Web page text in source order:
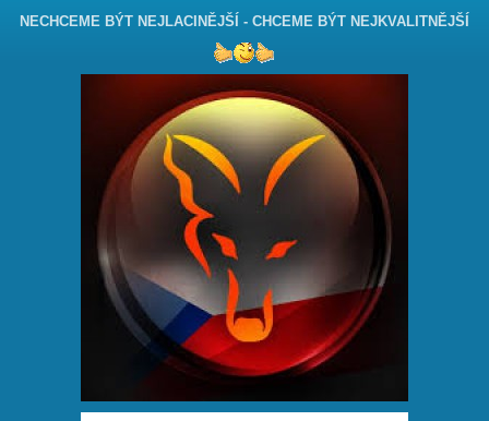
NECHCEME BÝT NEJLACINĚJŠÍ - CHCEME BÝT NEJKVALITNĚJŠÍ